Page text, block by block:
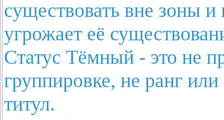
существовать вне зоны
угрожает её
Статус Тёмный - это не
группировке, не ранг
титул.